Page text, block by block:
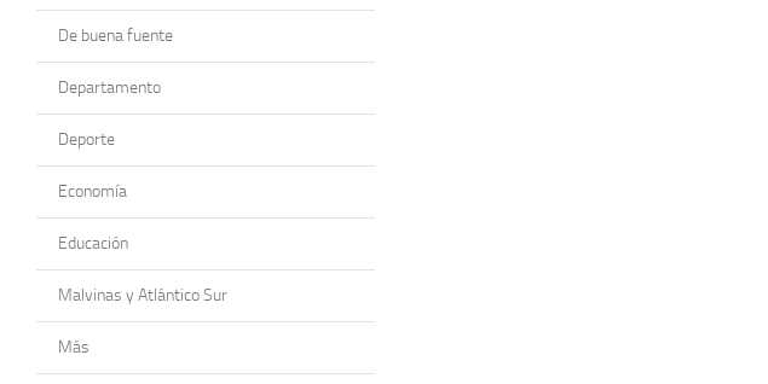
De buena fuente
Departamento
Deporte
Economía
Educación
Malvinas y Atlántico Sur
Más